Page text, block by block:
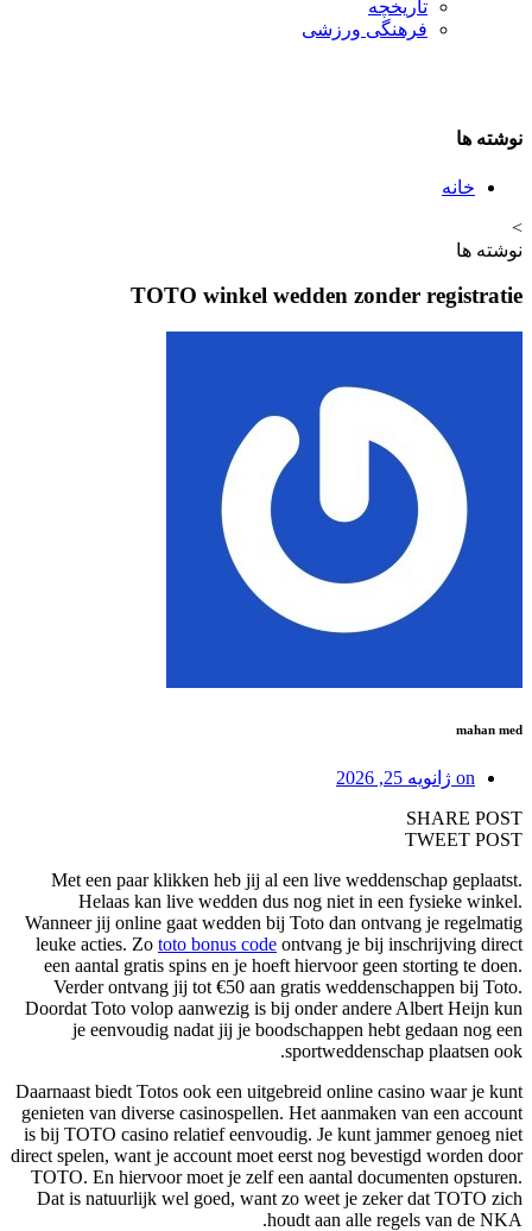
تاريخچه
فرهنگی ورزشی
نوشته ها
خانه
>
نوشته ها
TOTO winkel wedden zonder registratie
mahan med
on ژانویه 25, 2026
SHARE POST
TWEET POST
Met een paar klikken heb jij al een live weddenschap geplaatst.
Helaas kan live wedden dus nog niet in een fysieke winkel.
Wanneer jij online gaat wedden bij Toto dan ontvang je regelmatig
leuke acties. Zo toto bonus code ontvang je bij inschrijving direct
een aantal gratis spins en je hoeft hiervoor geen storting te doen.
Verder ontvang jij tot €50 aan gratis weddenschappen bij Toto.
Doordat Toto volop aanwezig is bij onder andere Albert Heijn kun
je eenvoudig nadat jij je boodschappen hebt gedaan nog een
sportweddenschap plaatsen ook.
Daarnaast biedt Totos ook een uitgebreid online casino waar je kunt
genieten van diverse casinospellen. Het aanmaken van een account
is bij TOTO casino relatief eenvoudig. Je kunt jammer genoeg niet
direct spelen, want je account moet eerst nog bevestigd worden door
TOTO. En hiervoor moet je zelf een aantal documenten opsturen.
Dat is natuurlijk wel goed, want zo weet je zeker dat TOTO zich
houdt aan alle regels van de NKA.